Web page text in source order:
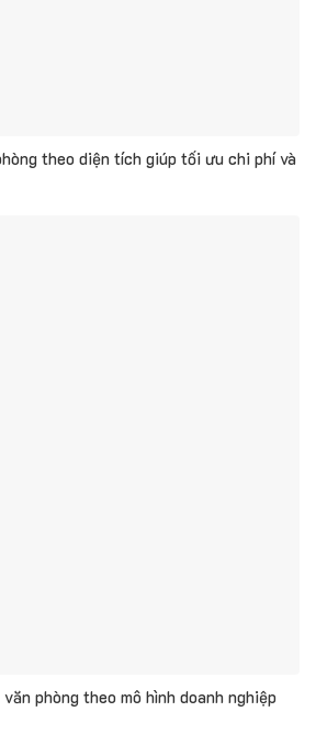
theo diện tích giúp tối ưu chi phí và
phòng theo mô hình doanh nghiệp